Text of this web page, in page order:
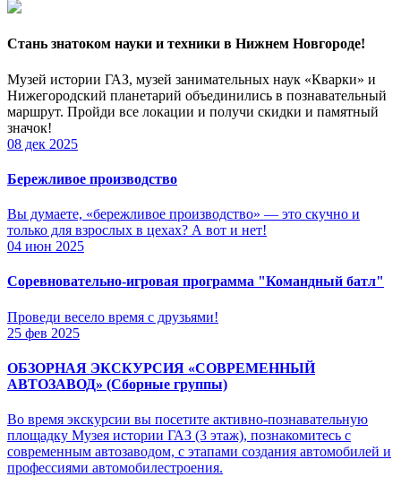
Стань знатоком науки и техники в Нижнем Новгороде!
Музей истории ГАЗ, музей занимательных наук «Кварки» и
Нижегородский планетарий объединились в познавательный
маршрут. Пройди все локации и получи скидки и памятный
значок!
08 дек 2025
Бережливое производство
Вы думаете, «бережливое производство» — это скучно и
только для взрослых в цехах? А вот и нет!
04 июн 2025
Соревновательно-игровая программа "Командный батл"
Проведи весело время с друзьями!
25 фев 2025
ОБЗОРНАЯ ЭКСКУРСИЯ «СОВРЕМЕННЫЙ
АВТОЗАВОД» (Сборные группы)
Во время экскурсии вы посетите активно-познавательную
площадку Музея истории ГАЗ (3 этаж), познакомитесь с
современным автозаводом, с этапами создания автомобилей и
профессиями автомобилестроения.